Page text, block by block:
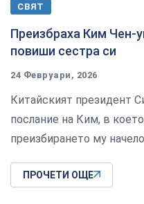
СВЯТ
Преизбраха Ким Чен-
повиши сестра си
24 Февруари, 2026
Китайският президент
послание на Ким, в
преизбирането му
ПРОЧЕТИ ОЩЕ